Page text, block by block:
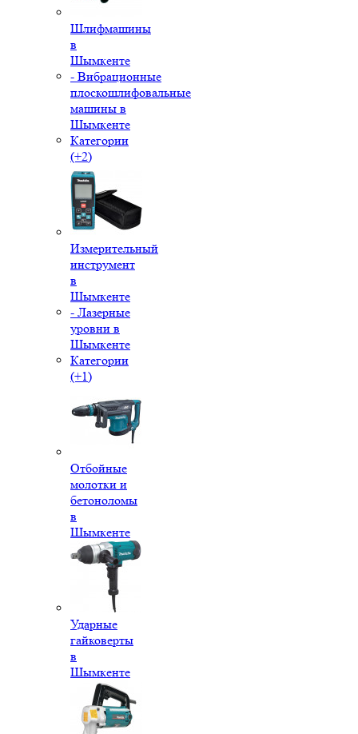
Шлифмашины
в
Шымкенте
- Вибрационные
плоскошлифовальные
машины в
Шымкенте
Категории
(+2)
Измерительный
инструмент
в
Шымкенте
- Лазерные
уровни в
Шымкенте
Категории
(+1)
Отбойные
молотки и
бетоноломы
в
Шымкенте
Ударные
гайковерты
в
Шымкенте